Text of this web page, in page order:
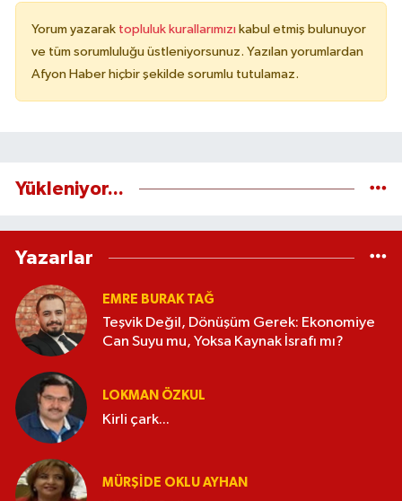
Yorum yazarak topluluk kurallarımızı kabul etmiş bulunuyor
ve tüm sorumluluğu üstleniyorsunuz. Yazılan yorumlardan
Afyon Haber hiçbir şekilde sorumlu tutulamaz.
Yükleniyor...
Yazarlar
EMRE BURAK TAĞ
Teşvik Değil, Dönüşüm Gerek: Ekonomiye
Can Suyu mu, Yoksa Kaynak İsrafı mı?
LOKMAN ÖZKUL
Kirli çark...
MÜRŞIDE OKLU AYHAN